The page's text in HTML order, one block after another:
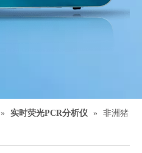
» 实时荧光PCR分析仪 »
非洲猪